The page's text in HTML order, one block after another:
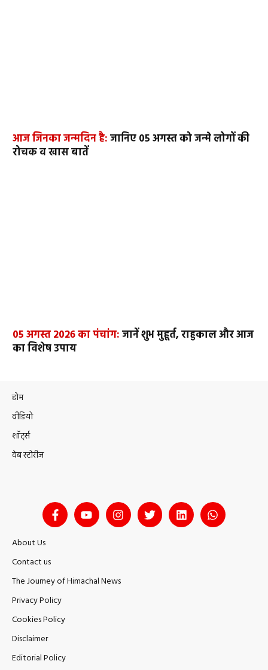
आज जिनका जन्मदिन है:जानिए 05 अगस्त को जन्मे लोगों की
रोचक व खास बातें
05 अगस्त 2026 का पंचांग:जानें शुभ मुहूर्त, राहुकाल और आज
का विशेष उपाय
होम
वीडियो
शॉर्ट्स
वेब स्टोरीज
About Us
Contact us
The Journey of Himachal News
Privacy Policy
Cookies Policy
Disclaimer
Editorial Policy